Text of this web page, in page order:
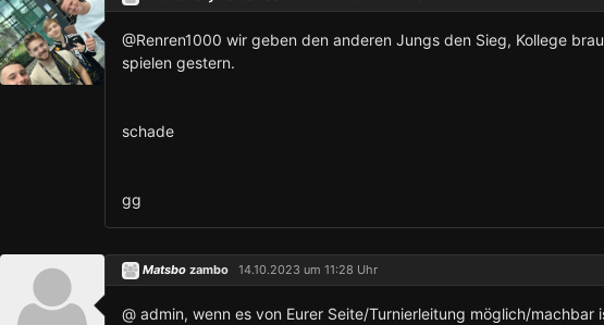
@Renren1000 wir geben den anderen Jungs den Sieg, Kollege
spielen gestern.
schade
gg
Matsbo zambo 14.10.2023 um 11:28 Uhr
@ admin, wenn es von Eurer Seite/Turnierleitung möglich/